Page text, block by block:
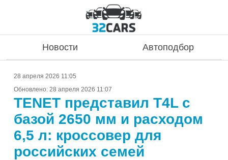
Новости Автоподбор
28 апреля 2026 11:05
Обновлено: 28 апреля 2026 11:07
TENET представил T4L с
базой 2650 мм и расходом
6,5 л: кроссовер для
российских семей